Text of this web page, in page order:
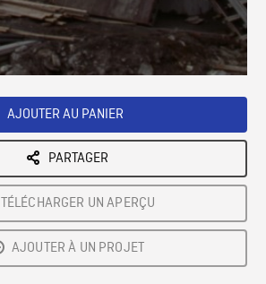
/ Loaded:
Playback
AJOUTER AU PANIER
PARTAGER
TÉLÉCHARGER UN APERÇU
AJOUTER À UN PROJET